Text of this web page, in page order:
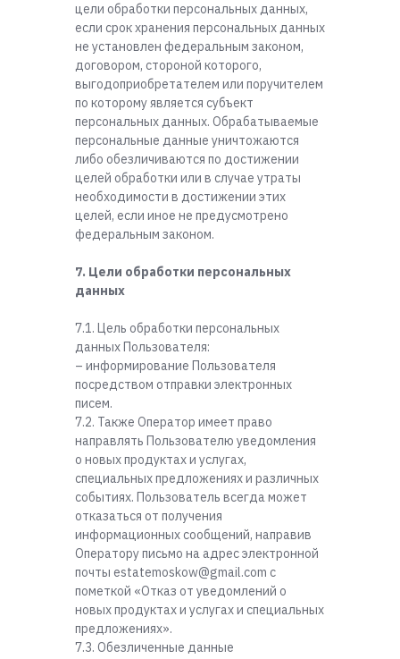
цели обработки персональных данных,
если срок хранения персональных данных
не установлен федеральным законом,
договором, стороной которого,
выгодоприобретателем или поручителем
по которому является субъект
персональных данных. Обрабатываемые
персональные данные уничтожаются
либо обезличиваются по достижении
целей обработки или в случае утраты
необходимости в достижении этих
целей, если иное не предусмотрено
федеральным законом.
7. Цели обработки персональных
данных
7.1. Цель обработки персональных
данных Пользователя:
– информирование Пользователя
посредством отправки электронных
писем.
7.2. Также Оператор имеет право
направлять Пользователю уведомления
о новых продуктах и услугах,
специальных предложениях и различных
событиях. Пользователь всегда может
отказаться от получения
информационных сообщений, направив
Оператору письмо на адрес электронной
почты estatemoskow@gmail.com с
пометкой «Отказ от уведомлений о
новых продуктах и услугах и специальных
предложениях».
7.3. Обезличенные данные